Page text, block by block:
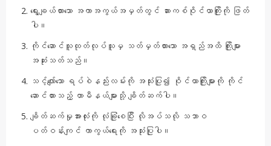
ရွေးချယ်ထားသော အကာအကွယ်အမှတ်တွင် ဆားကစ်ဝိုင်ယာကြိုးကို ဖြတ်
ပါ။
ကိုင်ဆောင်သူထုတ်လုပ်သူမှ သတ်မှတ်ထားသော အရှည်အထိ ကြိုးများ
အဆုံးသတ်သည်။
သင့်လျော်သော ရပ်စဲနည်းလမ်းကို အသုံးပြု၍ ဝိုင်ယာကြိုးများကို ကိုင်
ဆောင်ထားသည့် တာမီနယ်များသို့ ချိတ်ဆက်ပါ။
ချိတ်ဆက်မှုအားလုံးကို လုံခြုံစေပြီး လိုအပ်သလို သဘာဝ
ပတ်ဝန်းကျင် ကာကွယ်ရေးကို အသုံးပြုပါ။